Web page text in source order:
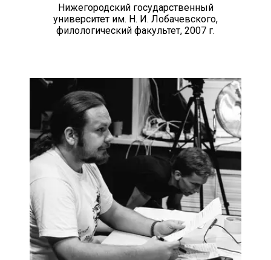
Нижегородский государственный
университет им. Н. И. Лобачевского,
филологический факультет, 2007 г.